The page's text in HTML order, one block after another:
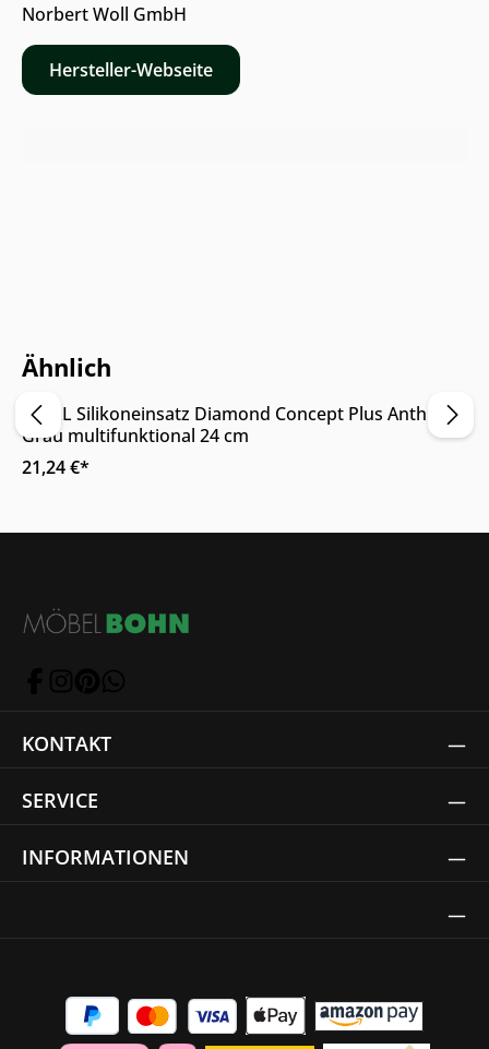
Norbert Woll GmbH
Hersteller-Webseite
Ähnlich
Nur Online erhältlich
WOLL Silikoneinsatz Diamond Concept Plus Anthrazit
Grau multifunktional 24 cm
21,24 €*
KONTAKT
SERVICE
INFORMATIONEN